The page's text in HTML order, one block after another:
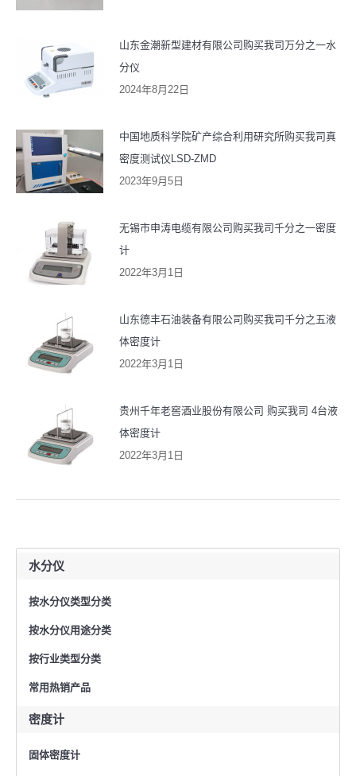
山东金潮新型建材有限公司购买我司万分之一水
分仪
2024年8月22日
中国地质科学院矿产综合利用研究所购买我司真
密度测试仪LSD-ZMD
2023年9月5日
无锡市申涛电缆有限公司购买我司千分之一密度
计
2022年3月1日
山东德丰石油装备有限公司购买我司千分之五液
体密度计
2022年3月1日
贵州千年老窖酒业股份有限公司 购买我司 4台液
体密度计
2022年3月1日
水分仪
按水分仪类型分类
按水分仪用途分类
按行业类型分类
常用热销产品
密度计
固体密度计